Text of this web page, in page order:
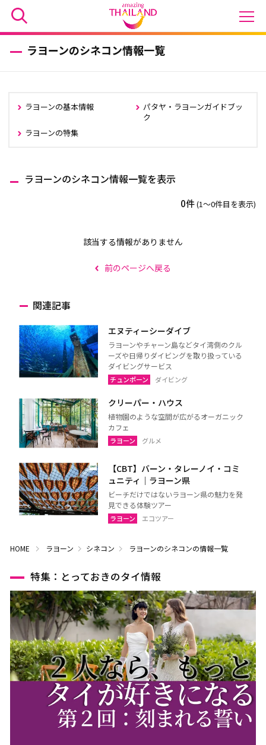
ラヨーンのシネコン情報一覧
ラヨーンの基本情報
パタヤ・ラヨーンガイドブッ
ク
ラヨーンの特集
ラヨーンのシネコン情報一覧を表示
0件(1〜0件目を表示)
該当する情報がありません
前のページへ戻る
関連記事
エヌティーシーダイブ
ラヨーンやチャーン島などタイ湾側のクル
ーズや日帰りダイビングを取り扱っている
ダイビングサービス
チュンポーン ダイビング
クリーパー・ハウス
植物園のような空間が広がるオーガニック
カフェ
ラヨーン グルメ
【CBT】バーン・タレーノイ・コミ
ュニティ｜ラヨーン県
ビーチだけではないラヨーン県の魅力を発
見できる体験ツアー
ラヨーン エコツアー
HOME ラヨーン シネコン ラヨーンのシネコンの情報一覧
特集：とっておきのタイ情報